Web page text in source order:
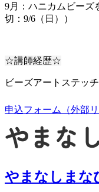
9月：ハニカムビーズ
切：9/6（日））
☆講師経歴☆
ビーズアートステッ
申込フォーム（外部リ
やまなしまな